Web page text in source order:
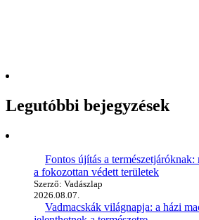
Legutóbbi bejegyzések
Fontos újítás a
a fokozottan védett területek
Szerző: Vadászlap
2026.08.07.
Vadmacskák világnapja: a házi